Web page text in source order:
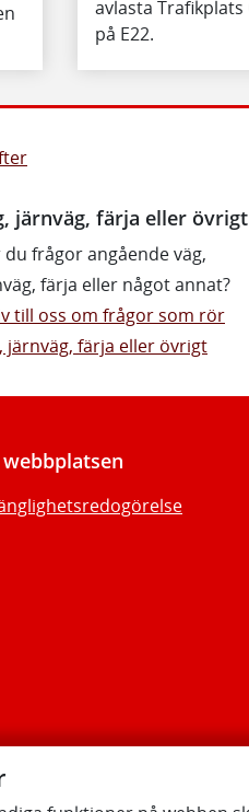
avlasta
på E22.
järnväg, färja eller övrigt
du frågor angående väg,
färja eller något annat?
till oss om frågor som rör
järnväg, färja eller övrigt